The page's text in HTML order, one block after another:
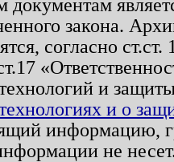
закона.
согласно
и
и о
информацию,
не